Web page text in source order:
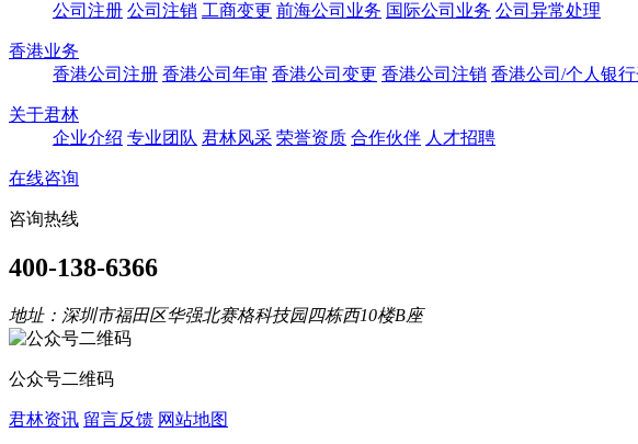
公司注册 公司注销 工商变更 前海公司业务 国际公司业务 公司异常处理
香港业务
香港公司注册 香港公司年审 香港公司变更 香港公司注销 香港公司/个人银
关于君林
企业介绍 专业团队 君林风采 荣誉资质 合作伙伴 人才招聘
在线咨询
咨询热线
400-138-6366
地址：深圳市福田区华强北赛格科技园四栋西10楼B座
公众号二维码
君林资讯 留言反馈 网站地图